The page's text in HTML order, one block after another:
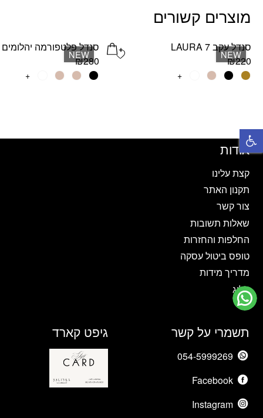
מוצרים קשורים
Add wishlist NEW
סנדל עקב LAURA 7
₪220
למוצר
סוגים.
ניתן
לבחור
את
האפשרויות
בעמוד
המוצר
+
NEW
סנדל פלטפורמה יהלומים BAR
₪280
למוצר
+
אודות
קצת עלינו
תקנון האתר
צור קשר
שאלות תשובות
החלפות והחזרות
טופס ביטול עסקה
מדריך מידות
בלוג
תשמרי על קשר
054-5999269
Facebook
Instagram
גיפט קארד
פתח סרגל נגישות